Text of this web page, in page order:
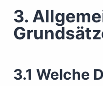
3.
3.1 Welche